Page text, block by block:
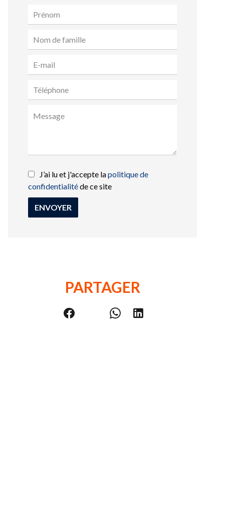
J’ai lu et j'accepte lapolitique de
confidentialitéde ce site
ENVOYER
PARTAGER